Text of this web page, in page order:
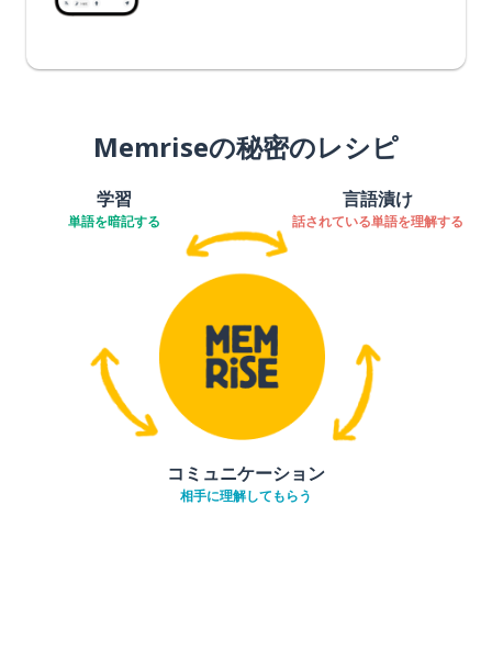
Memriseの秘密のレシピ
学習
単語を暗記する
言語漬け
話されている単語を理解する
コミュニケーション
相手に理解してもらう